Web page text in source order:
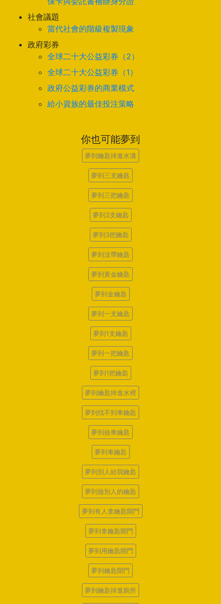
社會議題
當代社會的階級複製現象
政府彩券
全球二十大公益彩券（2）
全球二十大公益彩券（1）
政府公益彩券的商業模式
給小資族的最佳投注策略
你也可能夢到
夢到鑰匙掉進水溝
夢到三支鑰匙
夢到三把鑰匙
夢到3支鑰匙
夢到3把鑰匙
夢到沒帶鑰匙
夢到黃金鑰匙
夢到金鑰匙
夢到一支鑰匙
夢到1支鑰匙
夢到一把鑰匙
夢到1把鑰匙
夢到鑰匙掉進水裡
夢到找不到車鑰匙
夢到撿車鑰匙
夢到車鑰匙
夢到別人給我鑰匙
夢到撿別人的鑰匙
夢到有人拿鑰匙開門
夢到拿鑰匙開門
夢到用鑰匙開門
夢到鑰匙開門
夢到鑰匙掉進廁所